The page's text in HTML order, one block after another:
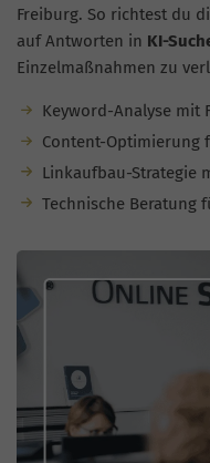
Freiburg. So richtest du
auf Antworten in KI-
Einzelmaßnahmen zu
Keyword-Analyse mit
Content-Optimierung
Linkaufbau-Strategie
Technische Beratung